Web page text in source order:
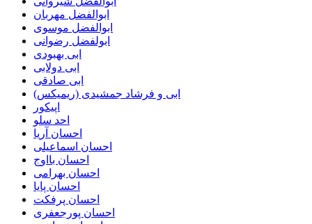
ابوالفضل مهربان
ابوالفضل موسوی
ابولفضل رضوانی
ابی بهبودی
ابی دولابی
ابی صادقی
ابی و فرشاد جمشیدی (ریمیکس)
اپیکور
احد سلو
احسان آریا
احسان اسماعیلی
احسان بااوج
احسان بهرامی
احسان پایا
احسان پرفکت
احسان پورجعفری